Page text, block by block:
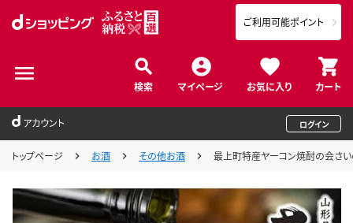
検索 マイページ お気に入り カート
ご利用可能ポイント
アカウント ログイン
トップページ お酒 その他お酒 最上町特産ヤーコン焼酎の会さい